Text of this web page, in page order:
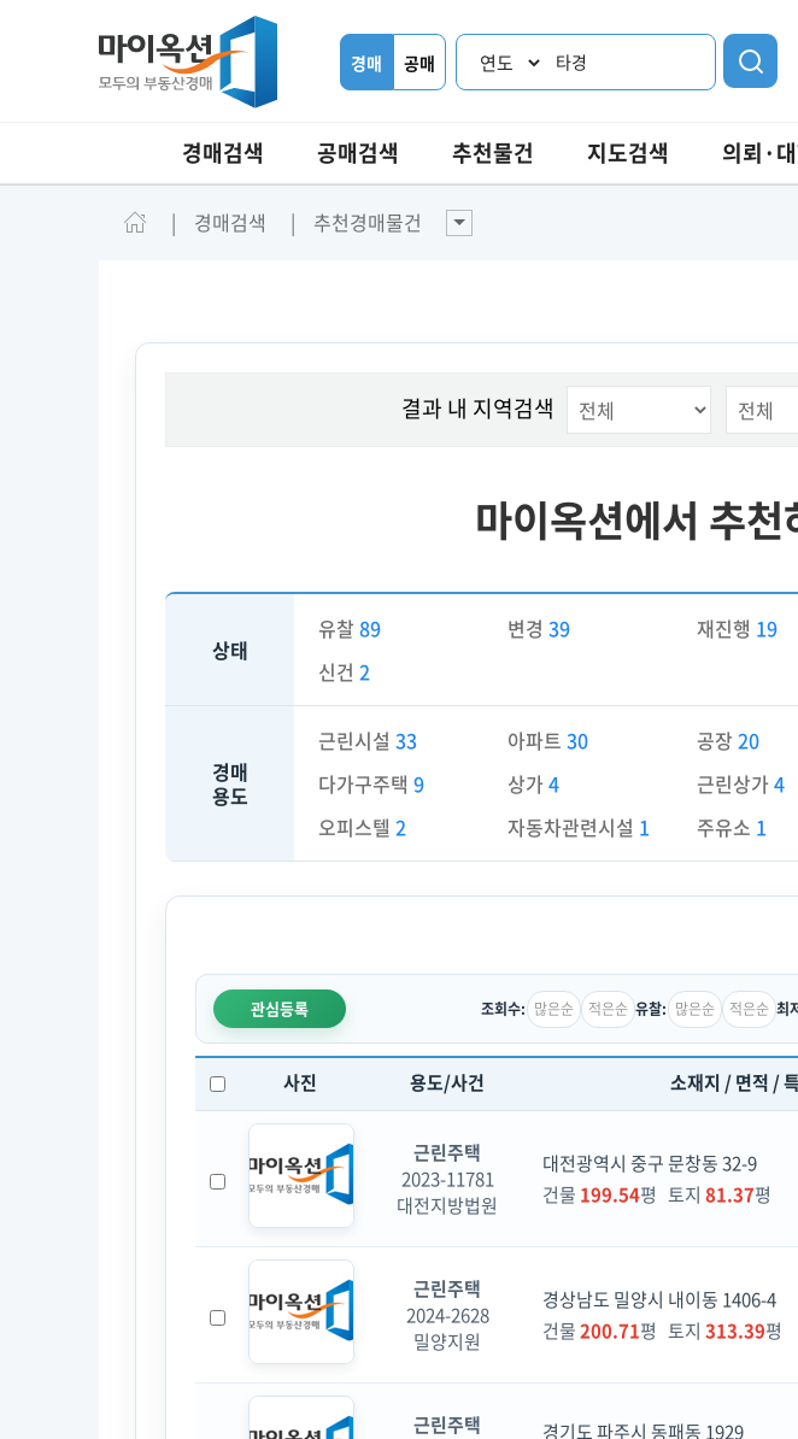
경매 공매 타경
경매검색 공매검색 추천물건 지도검색 의뢰·
경매검색 추천경매물건
결과 내 지역검색
마이옥션에서 추
상태
유찰 89 변경39 재진행 19
신건 2
경매
용도
근린시설 33 아파트30 공장20
다가구주택 9 상가4 근린상가4
오피스텔 2 자동차관련시설 1 주유소 1
관심등록 조회수: 많은순 적은순 유찰: 많은순 적은순 최
사진 용도/사건 소재지 / 면적 /
근린주택
2023-11781
대전지방법원
대전광역시 중구 문창동 32-9
건물 199.54평 토지 81.37평
근린주택
2024-2628
밀양지원
경상남도 밀양시 내이동 1406-4
건물200.71평 토지 313.39평
근린주택
경기도 파주시 동패동 1929